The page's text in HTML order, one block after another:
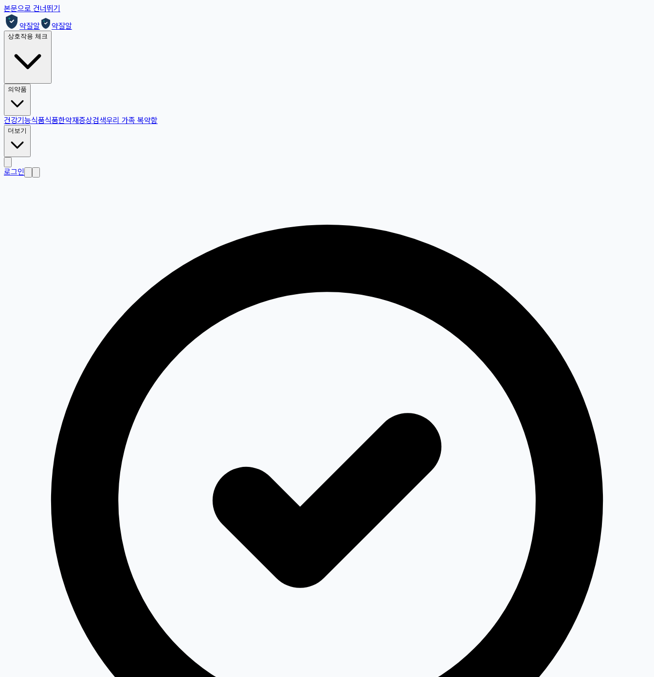
본문으로 건너뛰기
약잘알
약잘알
상호작용 체크
의약품
건강기능식품식품한약재증상검색우리 가족 복약함
더보기
로그인